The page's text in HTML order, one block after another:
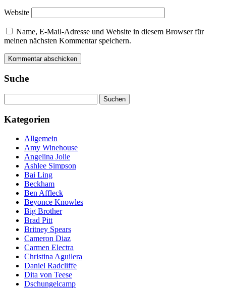
Website
Name, E-Mail-Adresse und Website in diesem Browser für
meinen nächsten Kommentar speichern.
Suche
nach:
Kategorien
Allgemein
Amy Winehouse
Angelina Jolie
Ashlee Simpson
Bai Ling
Beckham
Ben Affleck
Beyonce Knowles
Big Brother
Brad Pitt
Britney Spears
Cameron Diaz
Carmen Electra
Christina Aguilera
Daniel Radcliffe
Dita von Teese
Dschungelcamp